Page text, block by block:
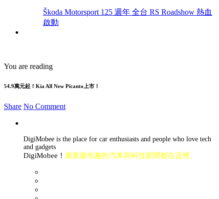
Škoda Motorsport 125 週年 全台 RS Roadshow 熱血
啟動
You are reading
54.9萬元起！Kia All New Picanto上市！
Share No Comment
DigiMobee is the place for car enthusiasts and people who love tech
and gadgets
DigiMobee！ 最新最有趣的汽車與科技新聞都在這裡。